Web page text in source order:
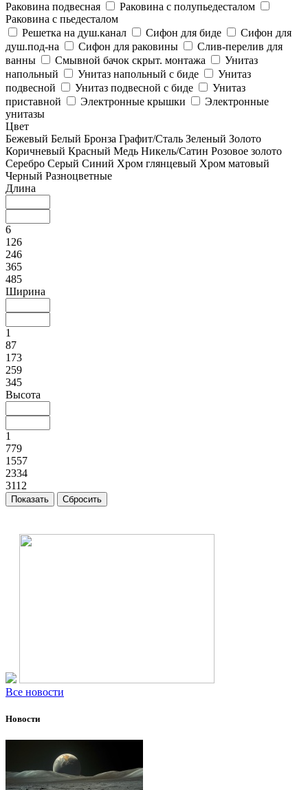
Раковина подвесная
Раковина с полупьедесталом
Раковина с пьедесталом
Решетка на душ.канал
Сифон для биде
Сифон для
душ.под-на
Сифон для раковины
Слив-перелив для
ванны
Смывной бачок скрыт. монтажа
Унитаз
напольный
Унитаз напольный с биде
Унитаз
подвесной
Унитаз подвесной с биде
Унитаз
приставной
Электронные крышки
Электронные
унитазы
Цвет
Бежевый Белый Бронза Графит/Сталь Зеленый Золото
Коричневый Красный Медь Никель/Сатин Розовое золото
Серебро Серый Синий Хром глянцевый Хром матовый
Черный Разноцветные
Длина
6
126
246
365
485
Ширина
1
87
173
259
345
Высота
1
779
1557
2334
3112
Все новости
Новости